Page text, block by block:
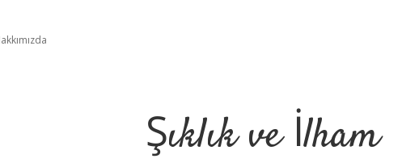
Şıklık ve İlham